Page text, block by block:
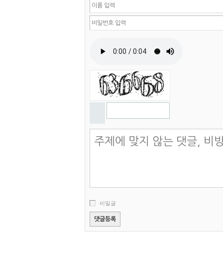
비밀글